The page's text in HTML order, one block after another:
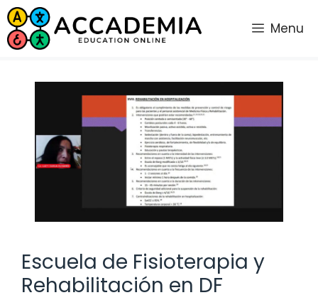
Saltar
al
contenido
Menu
Escuela de Fisioterapia y
Rehabilitación en DF